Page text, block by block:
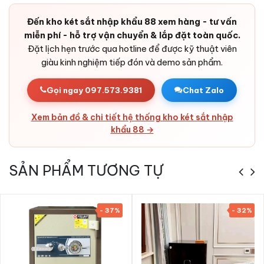
Phòng tấn công thử mã:Tự khoá tạm thời sau khi nhập
sai liên tiếp - chặn brute force.
Báo động chống cậy phá:Cảm biến rung kích hoạt còi
cảnh báo khi két bị tác động.
Pin dự phòng dài lâu:Tuổi thọ pin tốt, có cổng cấp điện
ngoài cho tình huống khẩn cấp.
Bản lề chìm trong cánh:
Thiết kế ẩn, tránh bị cắt từ bên
ngoài.
Thép tấm cường độ cao + bê-tông chịu
Thẩm mỹ cao:
hợp các không gian từ gia đình đến cửa hàng, văn phòng
Đến kho két sắt nhập khẩu 88 xem hàng - tư vấn
miễn phí - hỗ trợ vận chuyển & lắp đặt toàn quốc.
Đặt lịch hẹn trước qua hotline để được kỹ thuật viên
giàu kinh nghiệm tiếp đón và demo sản phẩm.
Gọi ngay 097.573.9381 Chat Zalo
Xem bản đồ & chi tiết hệ thống kho két sắt nhập
khẩu 88 →
SẢN PHẨM TƯƠNG TỰ
- 37% - 32%